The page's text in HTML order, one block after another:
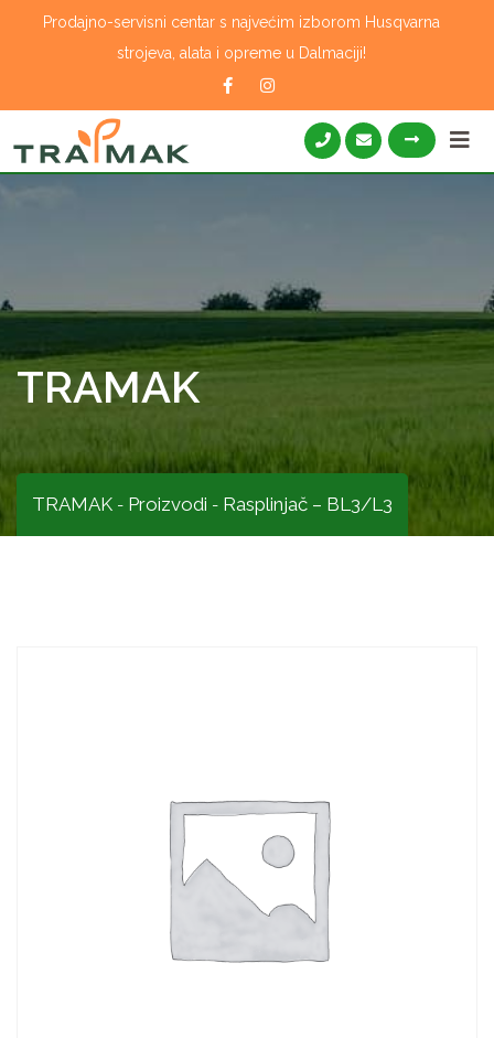
Prodajno-servisni centar s najvećim izborom Husqvarna
strojeva, alata i opreme u Dalmaciji!
TRAMAK
TRAMAK - Proizvodi - Rasplinjač – BL3/L3